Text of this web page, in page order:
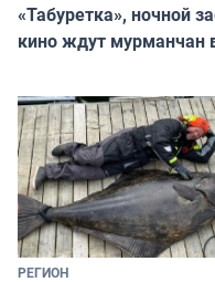
«Табуретка», ночной
кино ждут мурманчан
РЕГИОН